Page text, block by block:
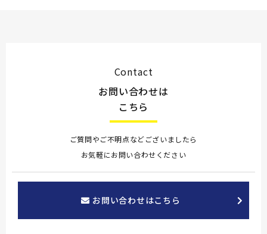
Contact
お問い合わせは
こちら
ご質問やご不明点などございましたら
お気軽にお問い合わせください
お問い合わせはこちら